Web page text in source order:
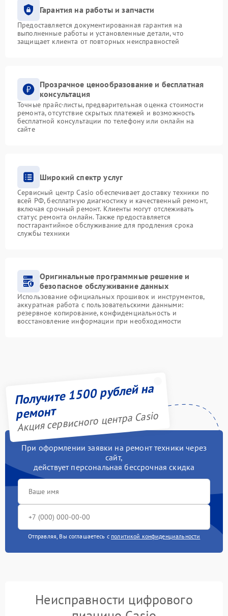
Гарантия на работы и запчасти
Предоставляется документированная гарантия на
выполненные работы и установленные детали, что
защищает клиента от повторных неисправностей
Прозрачное ценообразование и бесплатная
консультация
Точные прайс-листы, предварительная оценка стоимости
ремонта, отсутствие скрытых платежей и возможность
бесплатной консультации по телефону или онлайн на
сайте
Широкий спектр услуг
Сервисный центр Casio обеспечивает доставку техники по
всей РФ, бесплатную диагностику и качественный ремонт,
включая срочный ремонт. Клиенты могут отслеживать
статус ремонта онлайн. Также предоставляется
постгарантийное обслуживание для продления срока
службы техники
Оригинальные программные решение и
безопасное обслуживание данных
Использование официальных прошивок и инструментов,
аккуратная работа с пользовательскими данными:
резервное копирование, конфиденциальность и
восстановление информации при необходимости
Получите 1500 рублей на
ремонт
Акция сервисного центра Casio
При оформлении заявки на ремонт техники через
сайт,
действует персональная бессрочная скидка
Отправляя, Вы соглашаетесь с политикой конфиденциальности
Неисправности цифрового